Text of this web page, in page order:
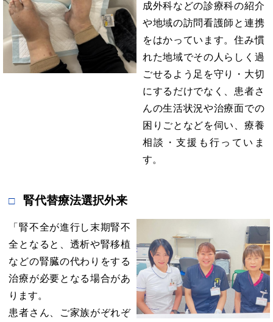
成外科などの診療科の紹介
や地域の訪問看護師と連携
をはかっています。住み慣
れた地域でその人らしく過
ごせるよう足を守り・大切
にするだけでなく、患者さ
んの生活状況や治療面での
困りごとなどを伺い、療養
相談・支援も行っていま
す。
腎代替療法選択外来
「腎不全が進行し末期腎不
全となると、透析や腎移植
などの腎臓の代わりをする
治療が必要となる場合があ
ります。
患者さん、ご家族がぞれぞ